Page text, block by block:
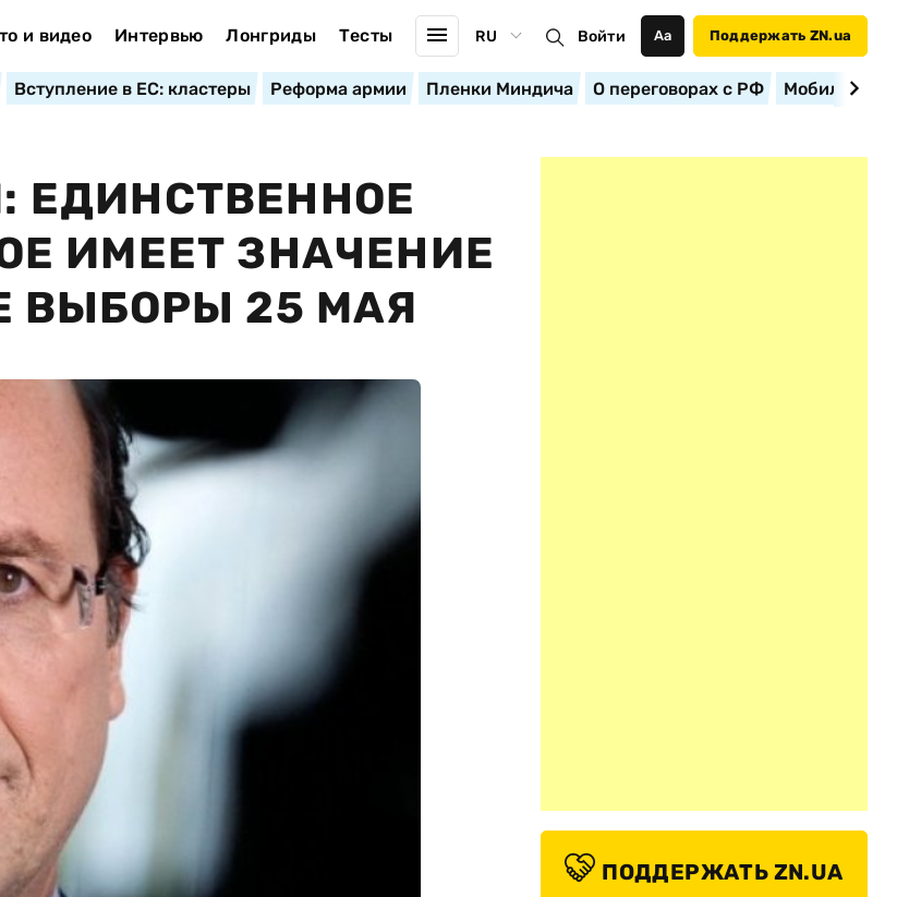
и видео Интервью Лонгриды Тесты RU Войти Аа Поддержать ZN.ua
Вступление в ЕС: кластеры Реформа армии Пленки Миндича О переговорах с РФ
ЕДИНСТВЕННОЕ
ИМЕЕТ ЗНАЧЕНИЕ
ВЫБОРЫ 25 МАЯ
ПОДДЕРЖАТЬ ZN.UA